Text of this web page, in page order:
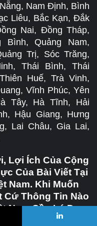
Nam Định, Bình
Liêu, Bắc Kạn, Đắk
Nai, Đồng Tháp,
Bình, Quảng Nam,
Trị, Sóc Trăng,
Thái Bình, Thái
Huế, Trà Vinh,
Vĩnh Phúc, Yên
Tây, Hà Tĩnh, Hải
Hậu Giang, Hưng
Lai Châu, Gia Lai,
Lợi Ích Của Cộng
Của Bài Viết Tại
Nam. Khi Muốn
Cứ Thông Tin Nào
Nam Cần Lý Do
Từ Bạn